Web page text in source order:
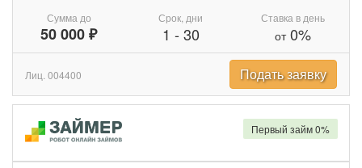
Сумма до
50 000 ₽
Срок, дни
1 - 30
Ставка в день
от0%
Лиц. 004400 Подать заявку
Первый займ 0%